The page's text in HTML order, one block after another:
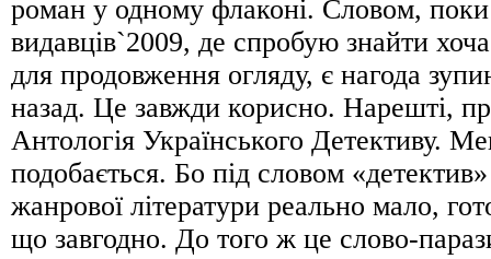
роман у одному флаконі. Словом,
видавців`2009, де спробую знайти
для продовження огляду, є нагода
назад. Це завжди корисно. Нарешті,
Антологія Українського Детективу.
подобається. Бо під словом
жанрової літератури реально мало,
що завгодно. До того ж це слово-